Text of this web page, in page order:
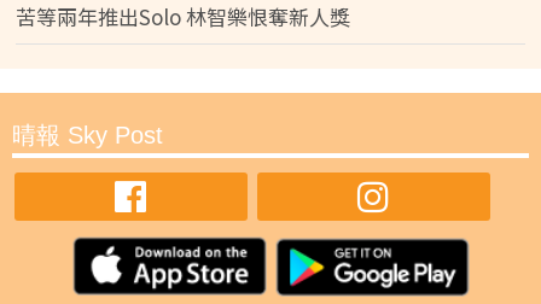
苦等兩年推出Solo 林智樂恨奪新人獎
晴報 Sky Post